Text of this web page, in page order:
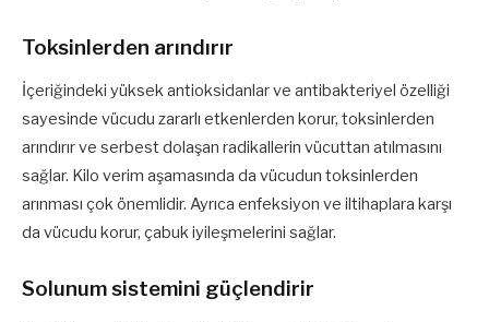
Toksinlerden arındırır
İçeriğindeki yüksek antioksidanlar ve antibakteriyel özelliği
sayesinde vücudu zararlı etkenlerden korur, toksinlerden
arındırır ve serbest dolaşan radikallerin vücuttan atılmasını
sağlar. Kilo verim aşamasında da vücudun toksinlerden
arınması çok önemlidir. Ayrıca enfeksiyon ve iltihaplara karşı
da vücudu korur, çabuk iyileşmelerini sağlar.
Solunum sistemini güçlendirir